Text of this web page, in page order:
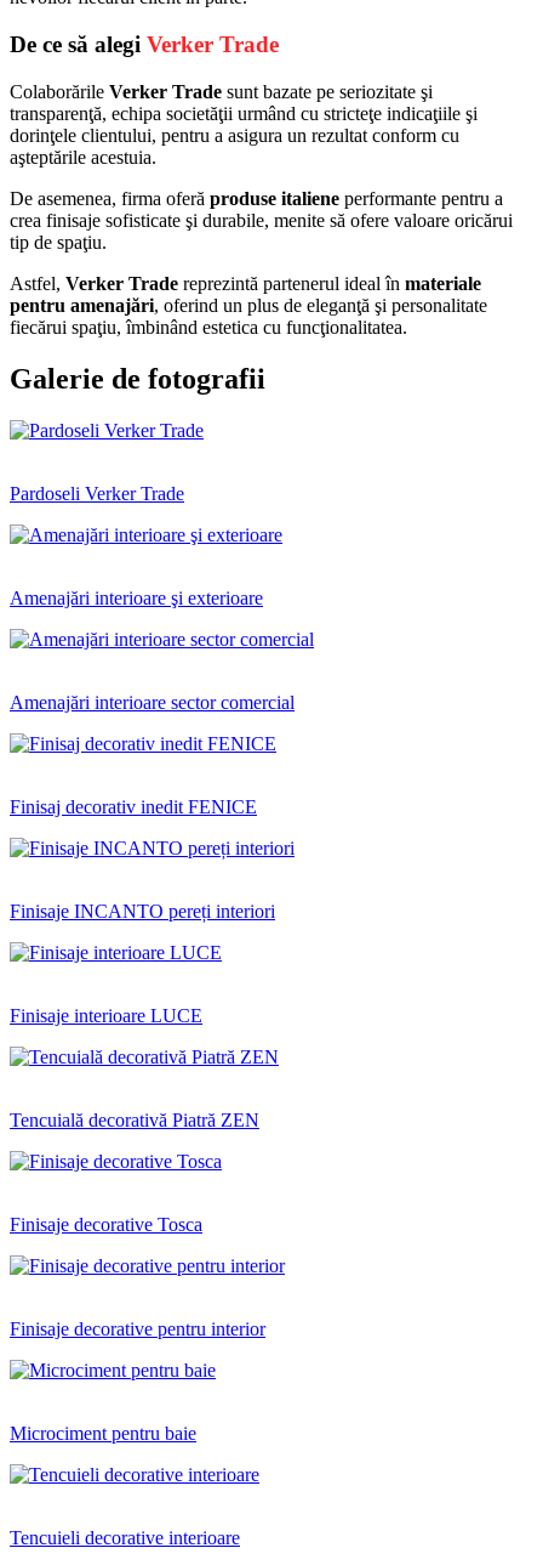
De ce să alegi Verker Trade
Colaborările Verker Trade sunt bazate pe seriozitate şi
transparenţă, echipa societăţii urmând cu stricteţe indicaţiile şi
dorinţele clientului, pentru a asigura un rezultat conform cu
aşteptările acestuia.
De asemenea, firma oferă produse italiene performante pentru a
crea finisaje sofisticate şi durabile, menite să ofere valoare oricărui
tip de spaţiu.
Astfel, Verker Trade reprezintă partenerul ideal în materiale
pentru amenajări, oferind un plus de eleganţă şi personalitate
fiecărui spaţiu, îmbinând estetica cu funcţionalitatea.
Galerie de fotografii
Pardoseli Verker Trade
Amenajări interioare şi exterioare
Amenajări interioare sector comercial
Finisaj decorativ inedit FENICE
Finisaje INCANTO pereți interiori
Finisaje interioare LUCE
Tencuială decorativă Piatră ZEN
Finisaje decorative Tosca
Finisaje decorative pentru interior
Microciment pentru baie
Tencuieli decorative interioare